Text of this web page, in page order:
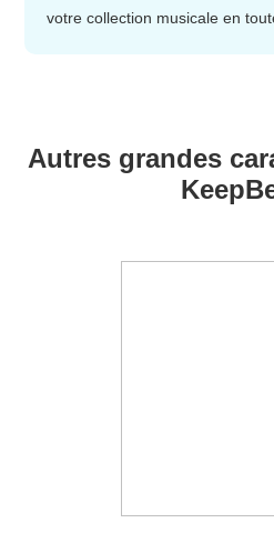
votre collection musicale en
Autres grandes